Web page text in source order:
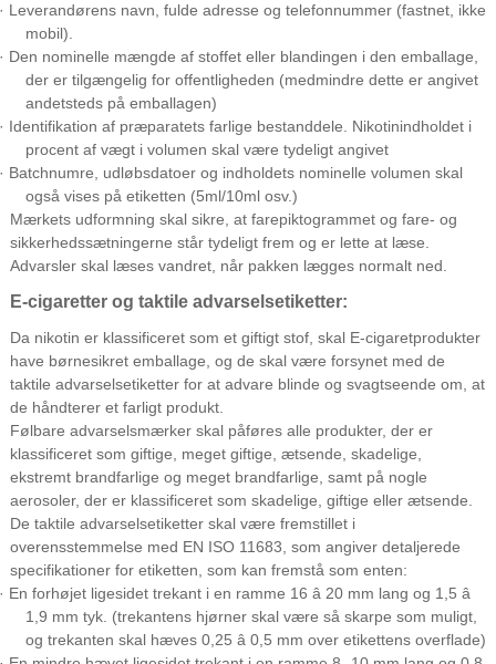
Leverandørens navn, fulde adresse og telefonnummer (fastnet, ikke
mobil).
Den nominelle mængde af stoffet eller blandingen i den emballage,
der er tilgængelig for offentligheden (medmindre dette er angivet
andetsteds på emballagen)
Identifikation af præparatets farlige bestanddele. Nikotinindholdet i
procent af vægt i volumen skal være tydeligt angivet
Batchnumre, udløbsdatoer og indholdets nominelle volumen skal
også vises på etiketten (5ml/10ml osv.)
Mærkets udformning skal sikre, at farepiktogrammet og fare- og
sikkerhedssætningerne står tydeligt frem og er lette at læse.
Advarsler skal læses vandret, når pakken lægges normalt ned.
E-cigaretter og taktile advarselsetiketter:
Da nikotin er klassificeret som et giftigt stof, skal E-cigaretprodukter
have børnesikret emballage, og de skal være forsynet med de
taktile advarselsetiketter for at advare blinde og svagtseende om, at
de håndterer et farligt produkt.
Følbare advarselsmærker skal påføres alle produkter, der er
klassificeret som giftige, meget giftige, ætsende, skadelige,
ekstremt brandfarlige og meget brandfarlige, samt på nogle
aerosoler, der er klassificeret som skadelige, giftige eller ætsende.
De taktile advarselsetiketter skal være fremstillet i
overensstemmelse med EN ISO 11683, som angiver detaljerede
specifikationer for etiketten, som kan fremstå som enten:
En forhøjet ligesidet trekant i en ramme 16 â 20 mm lang og 1,5 â
1,9 mm tyk. (trekantens hjørner skal være så skarpe som muligt,
og trekanten skal hæves 0,25 â 0,5 mm over etikettens overflade)